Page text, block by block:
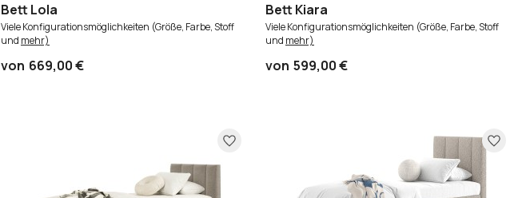
Bett Lola
Viele Konfigurationsmöglichkeiten (Größe, Farbe, Stoff
und mehr)
von 669,00 €
Bett Kiara
Viele Konfigurationsmöglichkeiten (Größe, Farbe, Stoff
und mehr)
von 599,00 €